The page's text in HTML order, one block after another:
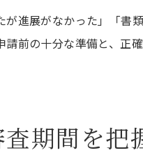
が進展がなかった」「書
前の十分な準備と、正
期間を把